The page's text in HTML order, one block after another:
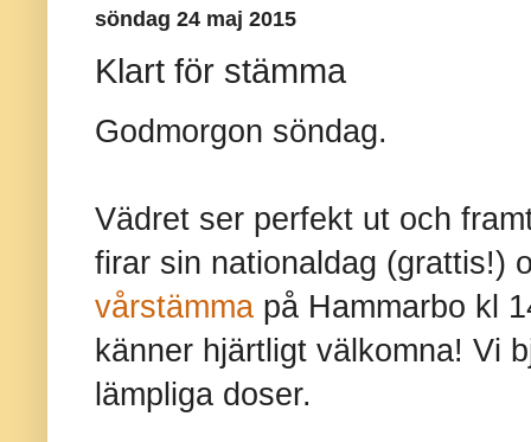
söndag 24 maj 2015
Klart för stämma
Godmorgon söndag.
Vädret ser perfekt ut och
firar sin nationaldag (grattis!)
vårstämma på Hammarbo kl
känner hjärtligt välkomna! Vi
lämpliga doser.